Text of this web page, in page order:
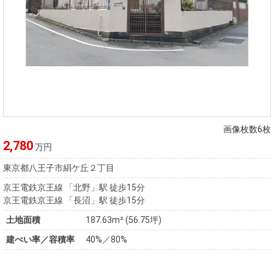
画像枚数6枚
2,780万円
東京都八王子市絹ケ丘２丁目
京王電鉄京王線 「北野」駅 徒歩15分
京王電鉄京王線 「長沼」駅 徒歩15分
土地面積
187.63m² (56.75坪)
建ぺい率／容積率
40%／80%